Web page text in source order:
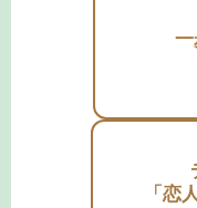
「恋